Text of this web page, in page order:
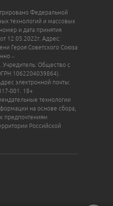
Федеральной
технологий и массовых
и дата принятия
12.05.2022г. Адрес:
Героя Советского Союза
–
. Учредитель: Общество с
1062204039864).
электронной почты:
001. 18+
технологии
на основе сбора,
предпочтениям
Российской